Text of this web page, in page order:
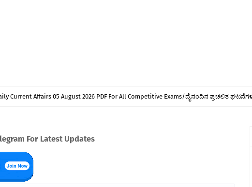
Current Affairs 05 August 2026 PDF For All Competitive Exams/ದೈನಂದಿನ ಪ್ರಚಲಿತ
For Latest Updates